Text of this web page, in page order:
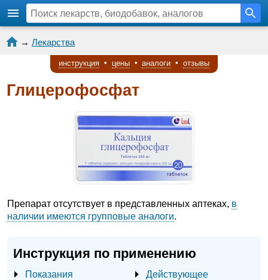
→ Лекарства
инструкция • цены • аналоги • отзывы
Глицерофосфат
Препарат отсутствует в представленных аптеках, в
наличии имеются групповые аналоги.
Инструкция по применению
Показания
Действующее